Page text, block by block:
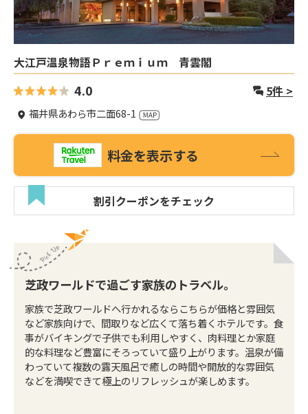
大江戸温泉物語Ｐｒｅｍｉｕｍ 青雲閣
4.0 5件 >
福井県あわら市二面68-1
料金を表示する
割引クーポンをチェック
芝政ワールドで過ごす家族のトラベル。
家族で芝政ワールドへ行かれるならこちらが価格と雰囲気
など家族向けで、間取りなど広くて落ち着くホテルです。食
事がバイキングで子供でも利用しやすく、肉料理とか家庭
的な料理など豊富にそろっていて盛り上がります。温泉が備
わっていて複数の露天風呂で癒しの時間や開放的な雰囲気
などを満喫できて極上のリフレッシュが楽しめます。